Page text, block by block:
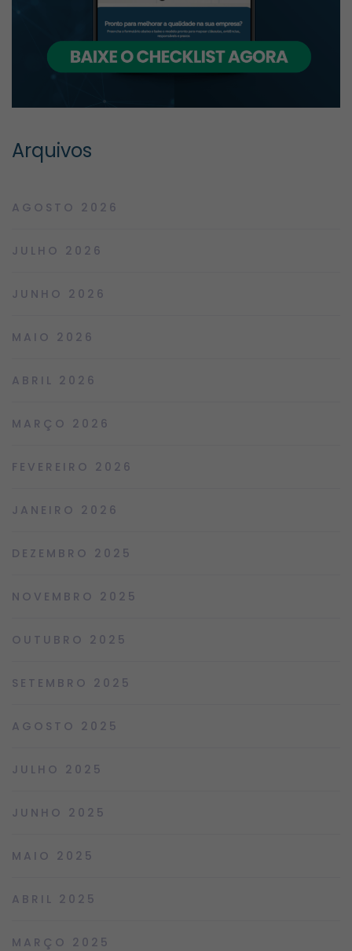
Arquivos
AGOSTO 2026
JULHO 2026
JUNHO 2026
MAIO 2026
ABRIL 2026
MARÇO 2026
FEVEREIRO 2026
JANEIRO 2026
DEZEMBRO 2025
NOVEMBRO 2025
OUTUBRO 2025
SETEMBRO 2025
AGOSTO 2025
JULHO 2025
JUNHO 2025
MAIO 2025
ABRIL 2025
MARÇO 2025